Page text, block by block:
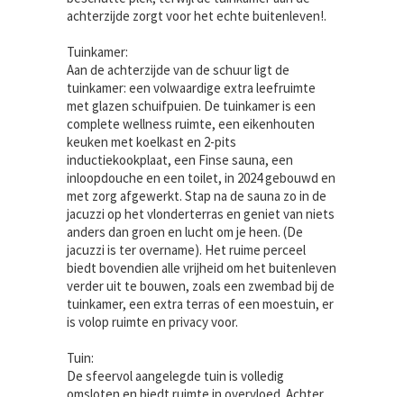
achterzijde zorgt voor het echte buitenleven!.
Tuinkamer:
Aan de achterzijde van de schuur ligt de
tuinkamer: een volwaardige extra leefruimte
met glazen schuifpuien. De tuinkamer is een
complete wellness ruimte, een eikenhouten
keuken met koelkast en 2-pits
inductiekookplaat, een Finse sauna, een
inloopdouche en een toilet, in 2024 gebouwd en
met zorg afgewerkt. Stap na de sauna zo in de
jacuzzi op het vlonderterras en geniet van niets
anders dan groen en lucht om je heen. (De
jacuzzi is ter overname). Het ruime perceel
biedt bovendien alle vrijheid om het buitenleven
verder uit te bouwen, zoals een zwembad bij de
tuinkamer, een extra terras of een moestuin, er
is volop ruimte en privacy voor.
Tuin:
De sfeervol aangelegde tuin is volledig